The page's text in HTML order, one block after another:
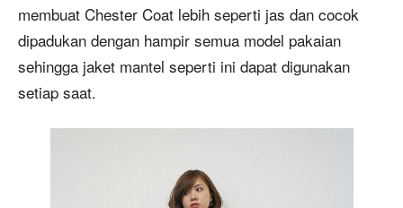
membuat Chester Coat lebih seperti jas dan cocok
dipadukan dengan hampir semua model pakaian
sehingga jaket mantel seperti ini dapat digunakan
setiap saat.